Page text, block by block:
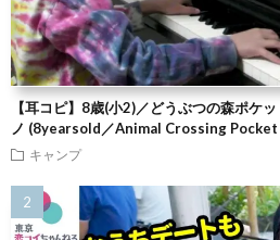
【耳コピ】8歳(小2)／どうぶつの森ポケ
ノ (8yearsold／Animal Crossing Pocket
キャンプ